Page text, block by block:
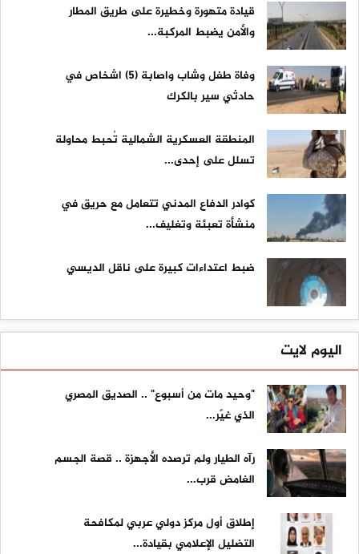
قيادة متهورة وخطيرة على طريق المطار
والأمن يضبط المركبة...
وفاة طفل وشاب واصابة (5) اشخاص في
حادثي سير بالكرك
المنطقة العسكرية الشمالية تُحبط محاولة
تسلل على إحدى...
كوادر الدفاع المدني تتعامل مع حريق في
منشأة تعبئة وتغليف...
ضبط اعتداءات كبيرة على ناقل الديسي
اليوم لايت
"وحيد مات من أسبوع" .. الصديق المصري
الذي غيّر...
رآه الطيار ولم ترصده الأجهزة .. قصة الجسم
الغامض قرب...
إطلاق أول مركز دولي عربي لمكافحة
التضليل الإعلامي بقيادة...